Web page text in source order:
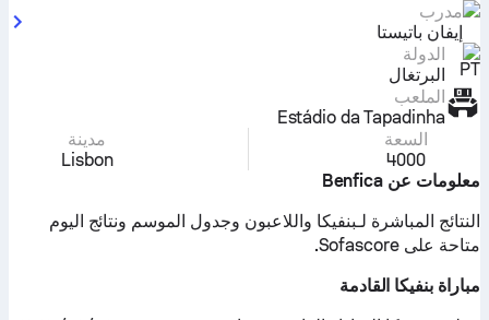
مدرب
إيفان باتيستا
الدولة
البرتغال
الملعب
Estádio da Tapadinha
السعة
4000
مدينة
Lisbon
معلومات عن Benfica
النتائج المباشرة لـبنفيكا واللاعبون وجدول الموسم ونتائج اليوم
متاحة على Sofascore.
مباراة بنفيكا القادمة